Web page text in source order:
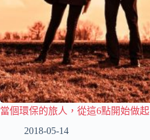
當個環保的旅人，從這6點開始做起
2018-05-14